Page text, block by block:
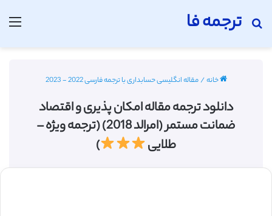
ترجمه فا
جستجو برای
خانه/مقاله انگلیسی حسابداری با ترجمه فارسی 2022 - 2023
دانلود ترجمه مقاله امکان پذیری و اقتصاد
ضمانت مستمر (امرالد 2018) (ترجمه ویژه –
طلایی
)